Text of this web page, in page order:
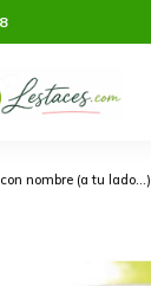
nombre (a tu lado...)